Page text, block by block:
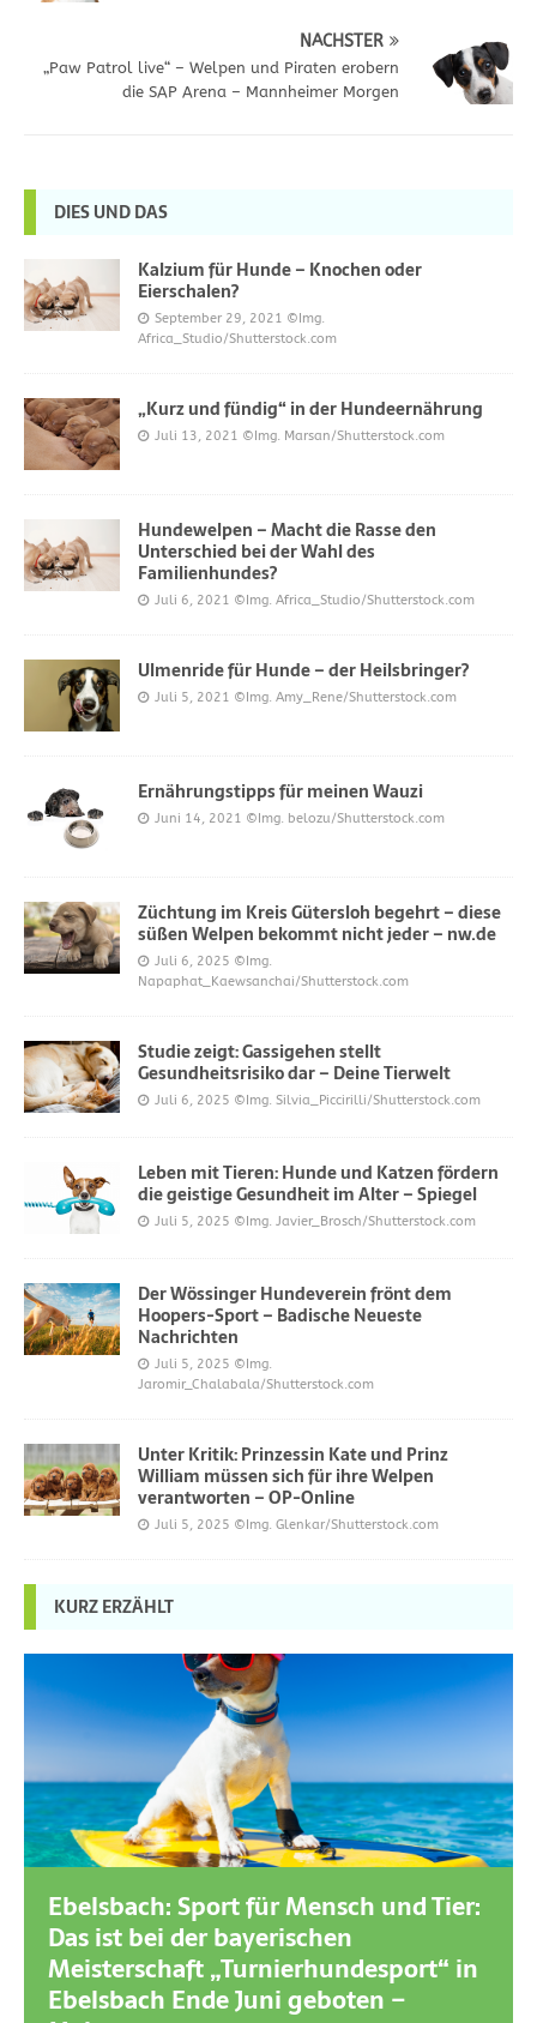
NÄCHSTER
„Paw Patrol live“ – Welpen und Piraten erobern
die SAP Arena – Mannheimer Morgen
DIES UND DAS
Kalzium für Hunde – Knochen oder
Eierschalen?
September 29, 2021 ©Img.
Africa_Studio/Shutterstock.com
„Kurz und fündig“ in der Hundeernährung
Juli 13, 2021 ©Img. Marsan/Shutterstock.com
Hundewelpen – Macht die Rasse den
Unterschied bei der Wahl des
Familienhundes?
Juli 6, 2021 ©Img. Africa_Studio/Shutterstock.com
Ulmenride für Hunde – der Heilsbringer?
Juli 5, 2021 ©Img. Amy_Rene/Shutterstock.com
Ernährungstipps für meinen Wauzi
Juni 14, 2021 ©Img. belozu/Shutterstock.com
Züchtung im Kreis Gütersloh begehrt – diese
süßen Welpen bekommt nicht jeder – nw.de
Juli 6, 2025 ©Img.
Napaphat_Kaewsanchai/Shutterstock.com
Studie zeigt: Gassigehen stellt
Gesundheitsrisiko dar – Deine Tierwelt
Juli 6, 2025 ©Img. Silvia_Piccirilli/Shutterstock.com
Leben mit Tieren: Hunde und Katzen fördern
die geistige Gesundheit im Alter – Spiegel
Juli 5, 2025 ©Img. Javier_Brosch/Shutterstock.com
Der Wössinger Hundeverein frönt dem
Hoopers-Sport – Badische Neueste
Nachrichten
Juli 5, 2025 ©Img.
Jaromir_Chalabala/Shutterstock.com
Unter Kritik: Prinzessin Kate und Prinz
William müssen sich für ihre Welpen
verantworten – OP-Online
Juli 5, 2025 ©Img. Glenkar/Shutterstock.com
KURZ ERZÄHLT
Ebelsbach: Sport für Mensch und Tier:
Das ist bei der bayerischen
Meisterschaft „Turnierhundesport“ in
Ebelsbach Ende Juni geboten –